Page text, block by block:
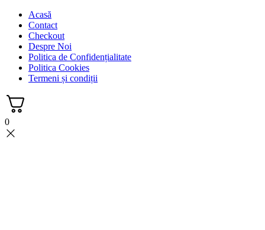
Acasă
Contact
Checkout
Despre Noi
Politica de Confidențialitate
Politica Cookies
Termeni și condiții
0